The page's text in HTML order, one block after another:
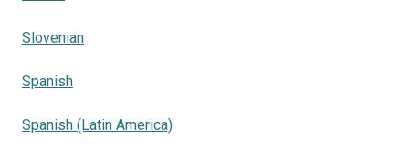
Slovenian
Spanish
Spanish (Latin America)